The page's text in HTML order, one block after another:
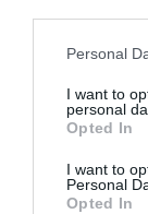
Please note
not limited to
grant or deny
use your data
consent section.
Personal
I want to
personal
Opted In
I want to
Personal
Opted In
bekerülő
forrásból
Mindezen
egriugyek.hu
információk